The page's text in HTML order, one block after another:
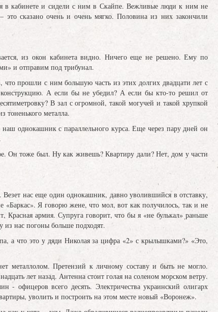
в кабинете и сидели с ним в Скайпе. Вежливые люди к ним не
это сказано очень и очень мягко. Половина из них закончили
из окон кабинета видно. Ничего еще не решено. Ему по
и отправим под трибунал.
прошли с ним большую часть из этих долгих двадцати лет с
А если бы не убедил? А если бы кто-то решил от
В зал с огромной, такой могучей и такой хрупкой
тоненького металла.
однокашник с параллельного курса. Еще через пару дней он
Он тоже был. Ну как живешь? Квартиру дали? Нет, дом у части
нас еще один однокашник, давно уволившийся в отставку,
«Баркас». Я говорю жене, что мол, вот как получилось, так и не
Красная армия. Супруга говорит, что бы я «не булькал» раньше
из нас погоны больше подходят.
а что это у дяди Николая за цифра «2» с крылышками?» «Это,
металлолом. Претензий к личному составу и быть не могло.
лет назад. Антенна стоит голая на соленом морском ветру.
офицеров всего десять. Электричества украинский олигарх
уволить и построить на этом месте новый «Воронеж».